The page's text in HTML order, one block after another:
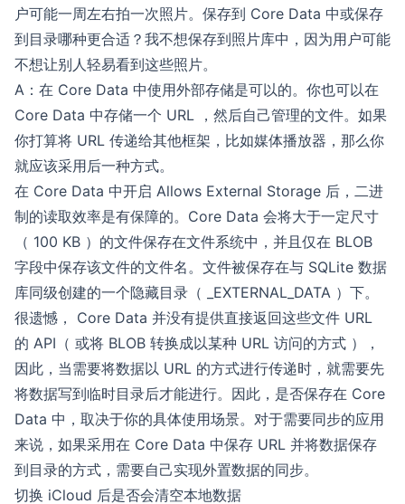
户可能一周左右拍一次照片。保存到 Core Data 中或保存
到目录哪种更合适？我不想保存到照片库中，因为用户可能
不想让别人轻易看到这些照片。
A：在 Core Data 中使用外部存储是可以的。你也可以在
Core Data 中存储一个 URL ，然后自己管理的文件。如果
你打算将 URL 传递给其他框架，比如媒体播放器，那么你
就应该采用后一种方式。
在 Core Data 中开启 Allows External Storage 后， 二进
制的读取效率是有保障的。Core Data 会将大于一定尺寸
（ 100 KB ）的文件保存在文件系统中，并且仅在 BLOB
字段中保存该文件的文件名。文件被保存在与 SQLite 数据
库同级创建的一个隐藏目录（ _EXTERNAL_DATA ）下。
很遗憾， Core Data 并没有提供直接返回这些文件 URL
的 API（ 或将 BLOB 转换成以某种 URL 访问的方式 ），
因此，当需要将数据以 URL 的方式进行传递时，就需要先
将数据写到临时目录后才能进行。因此，是否保存在 Core
Data 中，取决于你的具体使用场景。对于需要同步的应用
来说，如果采用在 Core Data 中保存 URL 并将数据保存
到目录的方式，需要自己实现外置数据的同步。
切换 iCloud 后是否会清空本地数据